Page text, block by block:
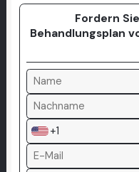
Fordern
Behandlungsplan
+1